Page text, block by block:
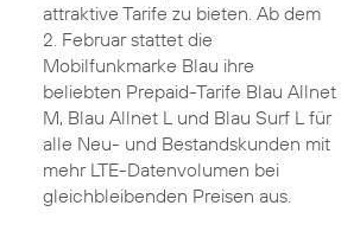
attraktive Tarife zu bieten. Ab dem
2. Februar stattet die
Mobilfunkmarke Blau ihre
beliebten Prepaid-Tarife Blau Allnet
M, Blau Allnet L und Blau Surf L für
alle Neu- und Bestandskunden mit
mehr LTE-Datenvolumen bei
gleichbleibenden Preisen aus.